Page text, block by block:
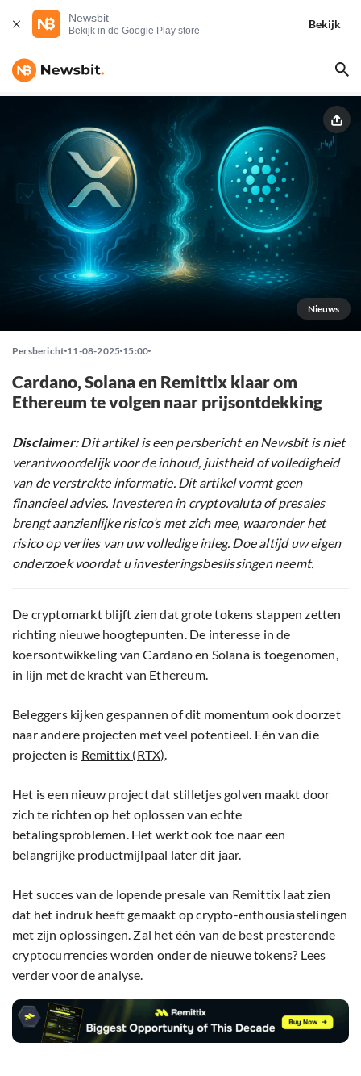
Newsbit
Bekijk in de Google Play store
Bekijk
Nieuws
Persbericht 11-08-2025 15:00
Cardano, Solana en Remittix klaar om
Ethereum te volgen naar prijsontdekking
Disclaimer:Dit artikel is een persbericht en Newsbit is niet
verantwoordelijk voor de inhoud, juistheid of volledigheid
van de verstrekte informatie. Dit artikel vormt geen
financieel advies. Investeren in cryptovaluta of presales
brengt aanzienlijke risico’s met zich mee, waaronder het
risico op verlies van uw volledige inleg. Doe altijd uw eigen
onderzoek voordat u investeringsbeslissingen neemt.
De cryptomarkt blijft zien dat grote tokens stappen zetten
richting nieuwe hoogtepunten. De interesse in de
koersontwikkeling van Cardano en Solana is toegenomen,
in lijn met de kracht van Ethereum.
Beleggers kijken gespannen of dit momentum ook doorzet
naar andere projecten met veel potentieel. Eén van die
projecten is Remittix (RTX).
Het is een nieuw project dat stilletjes golven maakt door
zich te richten op het oplossen van echte
betalingsproblemen. Het werkt ook toe naar een
belangrijke productmijlpaal later dit jaar.
Het succes van de lopende presale van Remittix laat zien
dat het indruk heeft gemaakt op crypto-enthousiastelingen
met zijn oplossingen. Zal het één van de best presterende
cryptocurrencies worden onder de nieuwe tokens? Lees
verder voor de analyse.